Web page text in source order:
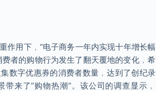
作用下﹐“电子商务一年内实现十年增长幅
者的购物行为发生了翻天覆地的变化﹐希
数字优惠券的消费者数量﹐达到了创纪录
来了“购物热潮”。该公司的调查显示﹐